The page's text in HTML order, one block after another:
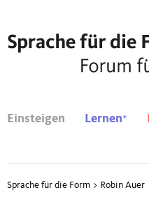
Einsteigen Lernen*
Sprache für die Form > Robin Auer